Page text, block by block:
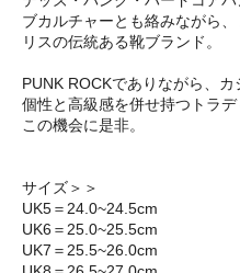
ブカルチャーとも絡みながら
リスの伝統ある靴ブランド。
PUNK ROCKでありながら、カ
個性と高級感を併せ持つトラデ
この機会に是非。
サイズ＞＞
UK5＝24.0~24.5cm
UK6＝25.0~25.5cm
UK7＝25.5~26.0cm